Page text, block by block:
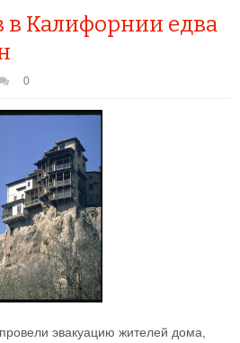
в Калифорнии едва
0
эвакуацию жителей дома,